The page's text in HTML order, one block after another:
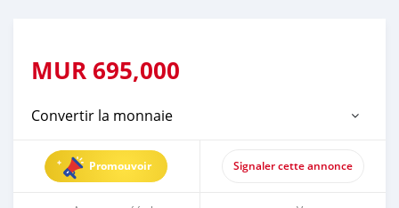
MUR 695,000
Convertir la monnaie
Promouvoir Signaler cette annonce